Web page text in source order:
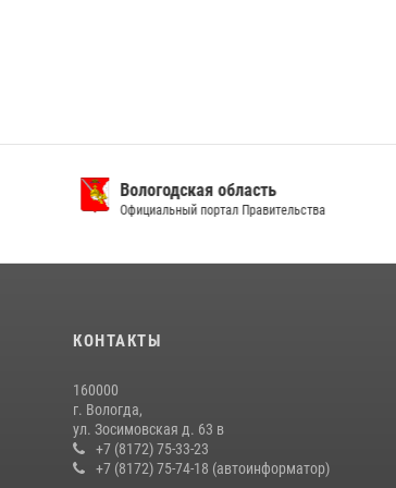
Вологодская область
Официальный портал Правительства
КОНТАКТЫ
160000
г. Вологда,
ул. Зосимовская д. 63 в
+7 (8172) 75-33-23
+7 (8172) 75-74-18 (автоинформатор)